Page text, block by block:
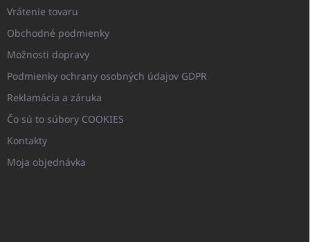
Vrátenie tovaru
Obchodné podmienky
Možnosti dopravy
Podmienky ochrany osobných údajov GDPR
Reklamácia a záruka
Čo sú to súbory COOKIES
Kontakty
Moja objednávka